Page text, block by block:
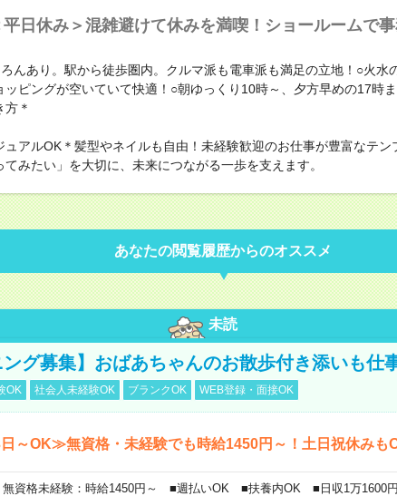
平日休み＞混雑避けて休みを満喫！ショールームで事
んあり。駅から徒歩圏内。クルマ派も電車派も満足の立地！○火水
ッピングが空いていて快適！○朝ゆっくり10時～、夕方早めの17時
方＊
ュアルOK＊髪型やネイルも自由！未経験歓迎のお仕事が豊富なテン
てみたい」を大切に、未来につながる一歩を支えます。
あなたの閲覧履歴からのオススメ
未読
ング募集】おばあちゃんのお散歩付き添いも仕
OK 社会人未経験OK ブランクOK WEB登録・面接OK
～OK≫無資格・未経験でも時給1450円～！土日祝休みも
無資格未経験：時給1450円～ ■週払いOK ■扶養内OK ■日収1万1600